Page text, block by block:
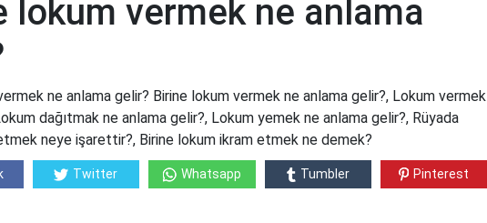
lokum vermek ne anlama
ne anlama gelir? Birine lokum vermek ne anlama gelir?, Lokum vermek
dağıtmak ne anlama gelir?, Lokum yemek ne anlama gelir?, Rüyada
neye işarettir?, Birine lokum ikram etmek ne demek?
Twitter Whatsapp Tumbler Pinterest